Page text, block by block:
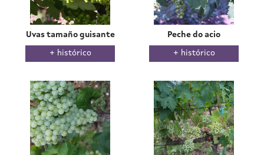
Uvas tamaño guisante
histórico
Peche do acio
histórico